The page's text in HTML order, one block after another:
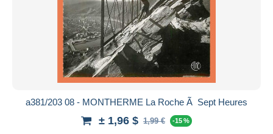
a381/203 08 - MONTHERME La Roche Ã Sept Heures
± 1,96 $ 1,99 € -15 %